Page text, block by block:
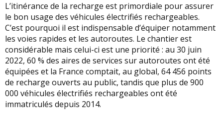
L’itinérance de la recharge est primordiale pour assurer
le bon usage des véhicules électrifiés rechargeables.
C’est pourquoi il est indispensable d’équiper notamment
les voies rapides et les autoroutes. Le chantier est
considérable mais celui-ci est une priorité : au 30 juin
2022, 60 % des aires de services sur autoroutes ont été
équipées et la France comptait, au global, 64 456 points
de recharge ouverts au public, tandis que plus de 900
000 véhicules électrifiés rechargeables ont été
immatriculés depuis 2014.